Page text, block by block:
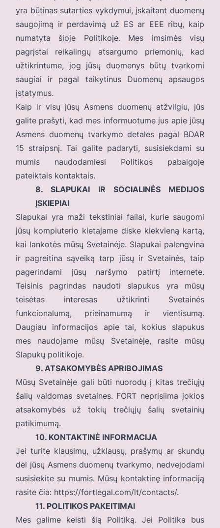
yra būtinas sutarties vykdymui, įskaitant duomenų
saugojimą ir perdavimą už ES ar EEE ribų, kaip
numatyta šioje Politikoje. Mes imsimės visų
pagrįstai reikalingų atsargumo priemonių, kad
užtikrintume, jog jūsų duomenys būtų tvarkomi
saugiai ir pagal taikytinus Duomenų apsaugos
įstatymus.
Kaip ir visų jūsų Asmens duomenų atžvilgiu, jūs
galite prašyti, kad mes informuotume jus apie jūsų
Asmens duomenų tvarkymo detales pagal BDAR
15 straipsnį. Tai galite padaryti, susisiekdami su
mumis naudodamiesi Politikos pabaigoje
pateiktais kontaktais.
8. SLAPUKAI IR SOCIALINĖS MEDIJOS
ĮSKIEPIAI
Slapukai yra maži tekstiniai failai, kurie saugomi
jūsų kompiuterio kietajame diske kiekvieną kartą,
kai lankotės mūsų Svetainėje. Slapukai palengvina
ir pagreitina sąveiką tarp jūsų ir Svetainės, taip
pagerindami jūsų naršymo patirtį internete.
Teisinis pagrindas naudoti slapukus yra mūsų
teisėtas interesas užtikrinti Svetainės
funkcionalumą, prieinamumą ir vientisumą.
Daugiau informacijos apie tai, kokius slapukus
mes naudojame mūsų Svetainėje, rasite mūsų
Slapukų politikoje.
9. ATSAKOMYBĖS APRIBOJIMAS
Mūsų Svetainėje gali būti nuorodų į kitas trečiųjų
šalių valdomas svetaines. FORT neprisiima jokios
atsakomybės už tokių trečiųjų šalių svetainių
patikimumą.
10. KONTAKTINĖ INFORMACIJA
Jei turite klausimų, užklausų, prašymų ar skundų
dėl jūsų Asmens duomenų tvarkymo, nedvejodami
susisiekite su mumis. Mūsų kontaktinę informaciją
rasite čia: https://fortlegal.com/lt/contacts/.
11. POLITIKOS PAKEITIMAI
Mes galime keisti šią Politiką. Jei Politika bus